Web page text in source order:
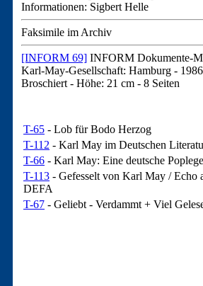
Informationen: Sigbert Helle
Faksimile im Archiv
[INFORM 69] INFORM Dokumente-
Karl-May-Gesellschaft: Hamburg - 1986
Broschiert - Höhe: 21 cm - 8 Seiten
T-65 - Lob für Bodo Herzog
T-112 - Karl May im Deutschen
T-66 - Karl May: Eine deutsche
T-113 - Gefesselt von Karl May / Echo
DEFA
T-67 - Geliebt - Verdammt + Viel